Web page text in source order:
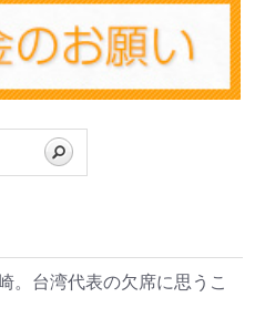
。台湾代表の欠席に思うこ